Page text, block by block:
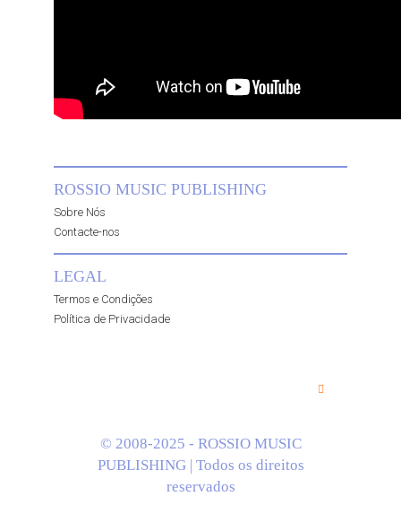
ROSSIO MUSIC PUBLISHING
Sobre Nós
Contacte-nos
LEGAL
Termos e Condições
Política de Privacidade
© 2008-2025 - ROSSIO MUSIC
PUBLISHING | Todos os direitos
reservados